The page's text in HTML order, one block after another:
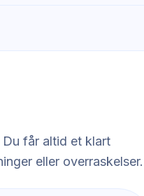
Du får altid et klart
eller overraskelser.